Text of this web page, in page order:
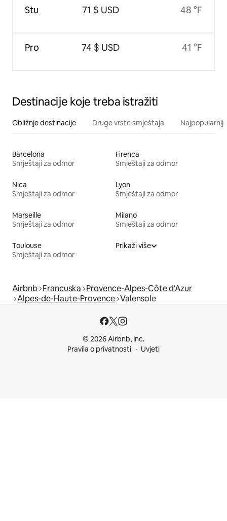
Stu
Pro
71 $ USD
74 $ USD
48 °F
41 °F
Destinacije koje treba istražiti
Obližnje destinacije Druge vrste smještaja
Barcelona
Smještaji za odmor
Firenca
Smještaji za odmor
Nica
Smještaji za odmor
Lyon
Smještaji za odmor
Marseille
Smještaji za odmor
Milano
Smještaji za odmor
Toulouse
Smještaji za odmor
Prikaži više
Airbnb Francuska Provence-Alpes-Côte d'Azur
Alpes-de-Haute-Provence Valensole
© 2026 Airbnb, Inc.
Pravila o privatnosti
Uvjeti